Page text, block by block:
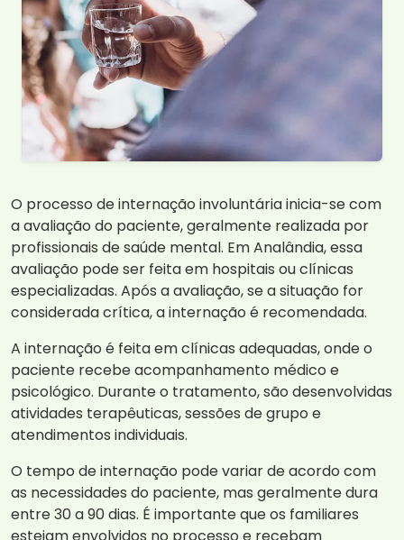
O processo de internação involuntária inicia-se com
a avaliação do paciente, geralmente realizada por
profissionais de saúde mental. Em Analândia, essa
avaliação pode ser feita em hospitais ou clínicas
especializadas. Após a avaliação, se a situação for
considerada crítica, a internação é recomendada.
A internação é feita em clínicas adequadas, onde o
paciente recebe acompanhamento médico e
psicológico. Durante o tratamento, são desenvolvidas
atividades terapêuticas, sessões de grupo e
atendimentos individuais.
O tempo de internação pode variar de acordo com
as necessidades do paciente, mas geralmente dura
entre 30 a 90 dias. É importante que os familiares